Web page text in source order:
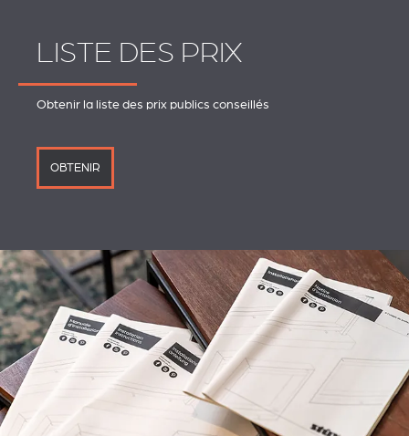
LISTE DES PRIX
Obtenir la liste des prix publics conseillés
OBTENIR